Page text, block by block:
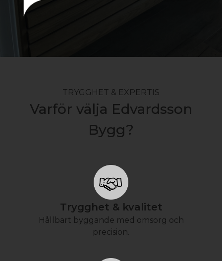
TRYGGHET & EXPERTIS
Varför välja Edvardsson
Bygg?
Trygghet & kvalitet
Hållbart byggande med omsorg och
precision.